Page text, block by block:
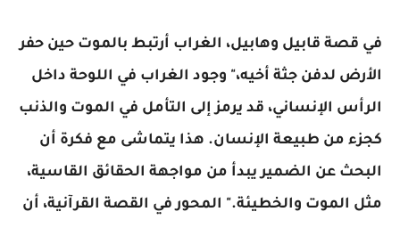
في قصة قابيل وهابيل، الغراب أرتبط بالموت حين حفر
الأرض لدفن جثة أخيه،" وجود الغراب في اللوحة داخل
الرأس الإنساني، قد يرمز إلى التأمل في الموت والذنب
كجزء من طبيعة الإنسان. هذا يتماشى مع فكرة أن
البحث عن الضمير يبدأ من مواجهة الحقائق القاسية،
مثل الموت والخطيئة." المحور في القصة القرآنية، أن